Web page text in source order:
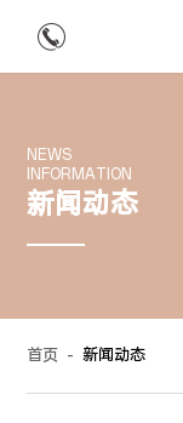
NEWS
INFORMATION
新闻动态
首页 - 新闻动态